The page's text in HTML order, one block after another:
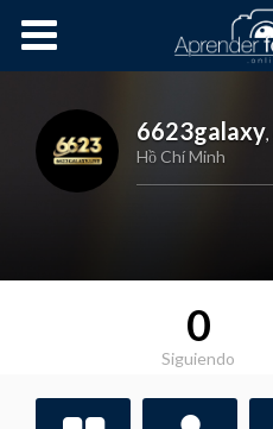
Cursos OnLine
6623galaxy,
Hồ Chí Minh
0
Siguiendo